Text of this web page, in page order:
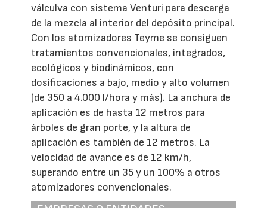
válculva con sistema Venturi para descarga
de la mezcla al interior del depósito principal.
Con los atomizadores Teyme se consiguen
tratamientos convencionales, integrados,
ecológicos y biodinámicos, con
dosificaciones a bajo, medio y alto volumen
(de 350 a 4.000 l/hora y más). La anchura de
aplicación es de hasta 12 metros para
árboles de gran porte, y la altura de
aplicación es también de 12 metros. La
velocidad de avance es de 12 km/h,
superando entre un 35 y un 100% a otros
atomizadores convencionales.